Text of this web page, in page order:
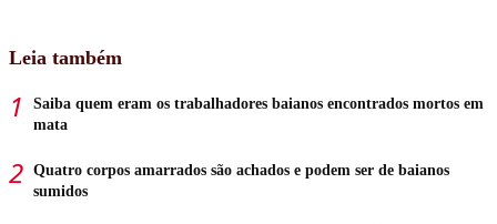
Leia também
Saiba quem eram os trabalhadores baianos encontrados mortos em
mata
Quatro corpos amarrados são achados e podem ser de baianos
sumidos